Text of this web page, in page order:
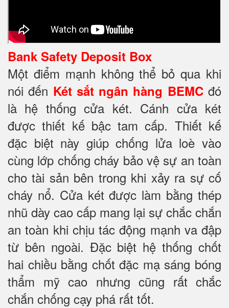
Bank Safety Deposit Box
Một điểm mạnh không thể bỏ qua khi
nói đến Két sắt ngân hàng BEMCđó
là hệ thống cửa két. Cánh cửa két
được thiết kế bậc tam cấp. Thiết kế
đặc biệt này giúp chống lửa loè vào
cùng lớp chống cháy bảo vệ sự an toàn
cho tài sản bên trong khi xảy ra sự cố
cháy nổ. Cửa két được làm bằng thép
nhũ dày cao cấp mang lại sự chắc chắn
an toàn khi chịu tác động mạnh va đập
từ bên ngoài. Đặc biệt hệ thống chốt
hai chiều bằng chốt đặc mạ sáng bóng
thẩm mỹ cao nhưng cũng rất chắc
chắn chống cạy phá rất tốt.